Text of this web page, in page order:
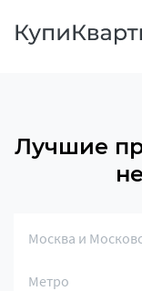
Лучшие
Москва и
Метро